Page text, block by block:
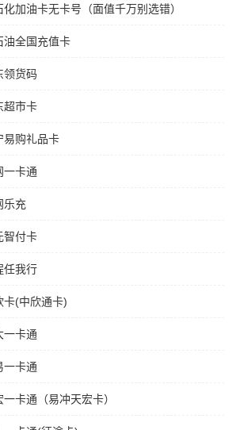
加油卡无卡号（面值千万别选错）
油全国充值卡
领货码
超市卡
易购礼品卡
一卡通
乐充
智付卡
任我行
卡(中欣通卡)
一卡通
一卡通
卡通（易冲天宏卡）